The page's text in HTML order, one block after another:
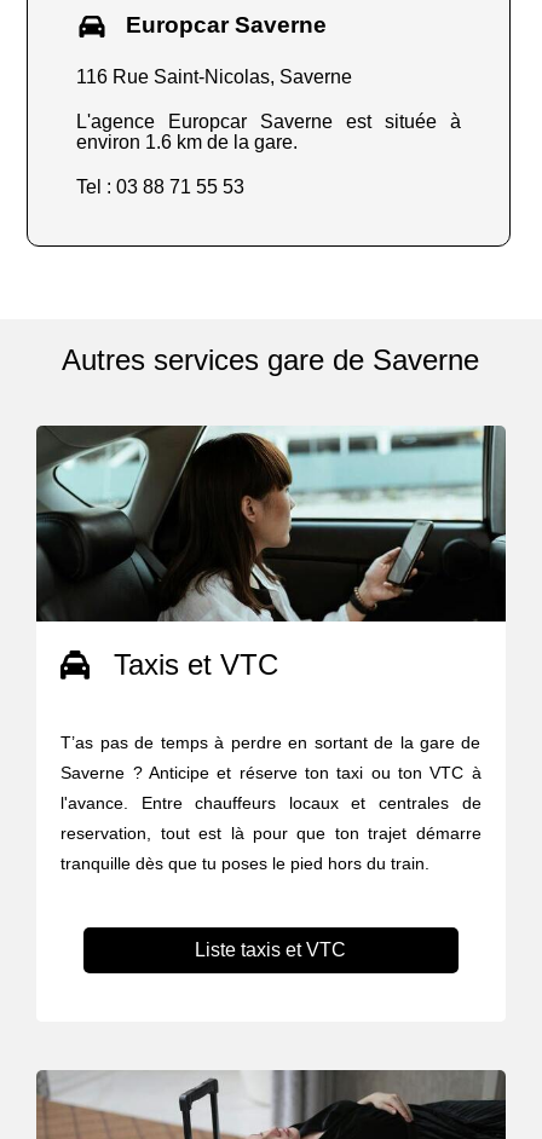
Europcar Saverne
116 Rue Saint-Nicolas, Saverne
L'agence Europcar Saverne est située à
environ 1.6 km de la gare.
Tel : 03 88 71 55 53
Autres services gare de Saverne
Taxis et VTC
T’as pas de temps à perdre en sortant de la gare de
Saverne ? Anticipe et réserve ton taxi ou ton VTC à
l'avance. Entre chauffeurs locaux et centrales de
reservation, tout est là pour que ton trajet démarre
tranquille dès que tu poses le pied hors du train.
Liste taxis et VTC